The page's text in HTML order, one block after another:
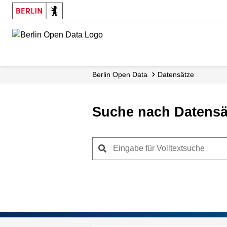
Skip
main
Berlin Open Data Datensätze
Suche nach